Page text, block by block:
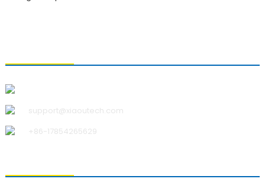
support@xiaoutech.com
+86-17854265629